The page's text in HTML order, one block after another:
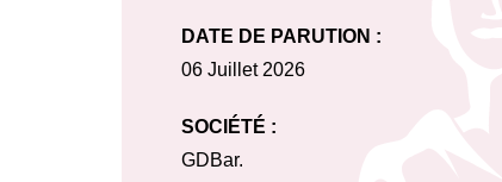
DATE DE PARUTION :
06 Juillet 2026
SOCIÉTÉ :
GDBar.